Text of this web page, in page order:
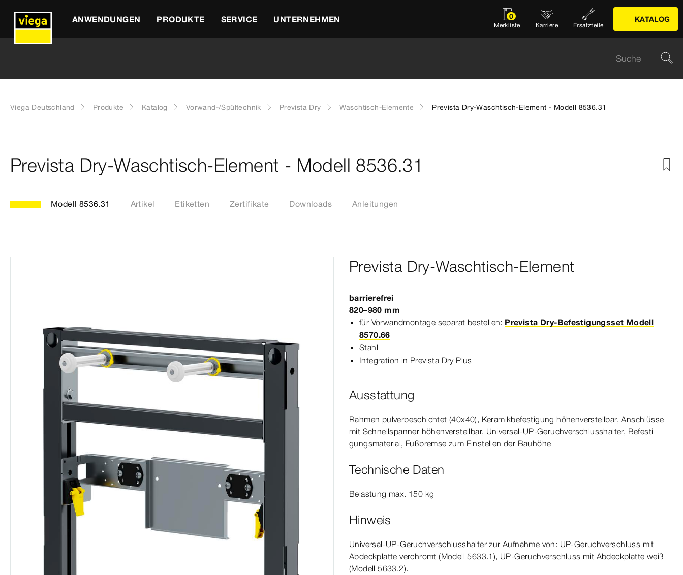
ANWENDUNGEN PRODUKTE SERVICE UNTERNEHMEN 0
Merkliste Karriere Ersatzteile
KATALOG
Viega Deutschland Produkte Katalog Vorwand-/Spültechnik Prevista Dry Waschtisch-Elemente Prevista Dry-Waschtisch-Element - Modell 8536.31
Prevista Dry-Waschtisch-Element - Modell 8536.31
Modell 8536.31 Artikel Etiketten Zertifikate Downloads Anleitungen
Prevista Dry-Waschtisch-Element
barrierefrei
820–980 mm
für Vorwandmontage separat bestellen: Prevista Dry-Befestigungsset Modell
8570.66
Stahl
Integration in Prevista DryPlus
Ausstattung
Rahmen pulver­beschichtet (40x40), Keramikbefestigung höhenverstellbar, Anschlüsse
mit Schnellspanner höhenverstellbar, Universal-​UP-​Geruchverschlusshalter, Befesti­
gungsmaterial, Fußbremse zum Einstellen der Bauhöhe
Technische Daten
Belastung max. 150 kg
Hinweis
Universal-​UP-​Geruchverschlusshalter zur Aufnahme von: UP-​Geruchverschluss mit
Abdeckplatte verchromt (Modell 5633.1), UP-​Geruchverschluss mit Abdeckplatte weiß
(Modell 5633.2).